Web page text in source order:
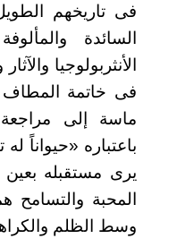
فى تاريخهم
السائدة
الأنثربولوجيا
فى خاتمة
ماسة إلى
باعتباره «حيواناً
يرى مستقبله بعين
المحبة والتسامح
وسط الظلم